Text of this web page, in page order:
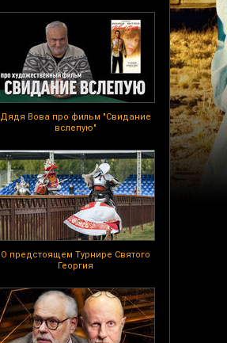
Дядя Вова про фильм "Свидание
вслепую"
О предстоящем Турнире Святого
Георгия